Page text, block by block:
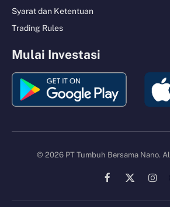
Syarat dan Ketentuan
Trading Rules
Mulai Investasi
© 2026 PT Tumbuh Bersama Nano.
Facebook
X